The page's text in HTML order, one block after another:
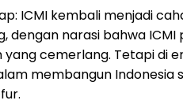
ICMI kembali menjadi
dengan narasi bahwa
cemerlang. Tetapi di
membangun Indonesia